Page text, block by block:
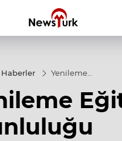
Haberler
Yenileme
Zorunluluğu